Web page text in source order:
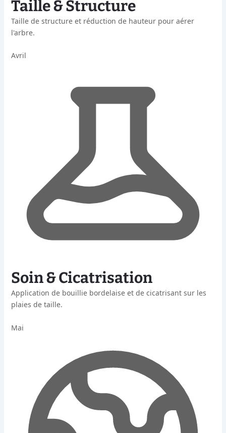
Taille & Structure
Taille de structure et réduction de hauteur pour aérer
l'arbre.
Avril
Soin & Cicatrisation
Application de bouillie bordelaise et de cicatrisant sur les
plaies de taille.
Mai